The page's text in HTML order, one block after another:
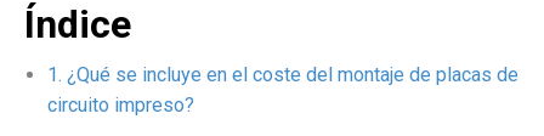
Índice
¿Qué se incluye en el coste del montaje de placas de
circuito impreso?